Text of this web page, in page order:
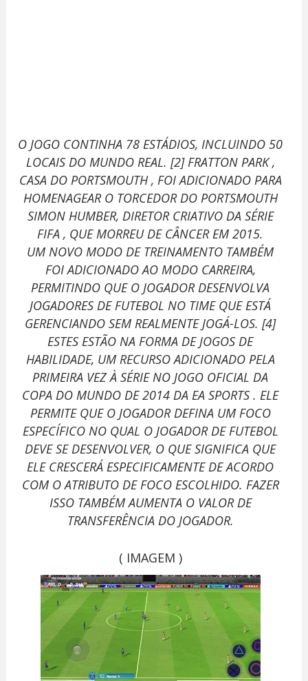
O JOGO CONTINHA 78 ESTÁDIOS, INCLUINDO 50
LOCAIS DO MUNDO REAL. [2] FRATTON PARK ,
CASA DO PORTSMOUTH , FOI ADICIONADO PARA
HOMENAGEAR O TORCEDOR DO PORTSMOUTH
SIMON HUMBER, DIRETOR CRIATIVO DA SÉRIE
FIFA , QUE MORREU DE CÂNCER EM 2015.
UM NOVO MODO DE TREINAMENTO TAMBÉM
FOI ADICIONADO AO MODO CARREIRA,
PERMITINDO QUE O JOGADOR DESENVOLVA
JOGADORES DE FUTEBOL NO TIME QUE ESTÁ
GERENCIANDO SEM REALMENTE JOGÁ-LOS. [4]
ESTES ESTÃO NA FORMA DE JOGOS DE
HABILIDADE, UM RECURSO ADICIONADO PELA
PRIMEIRA VEZ À SÉRIE NO JOGO OFICIAL DA
COPA DO MUNDO DE 2014 DA EA SPORTS . ELE
PERMITE QUE O JOGADOR DEFINA UM FOCO
ESPECÍFICO NO QUAL O JOGADOR DE FUTEBOL
DEVE SE DESENVOLVER, O QUE SIGNIFICA QUE
ELE CRESCERÁ ESPECIFICAMENTE DE ACORDO
COM O ATRIBUTO DE FOCO ESCOLHIDO. FAZER
ISSO TAMBÉM AUMENTA O VALOR DE
TRANSFERÊNCIA DO JOGADOR.
( IMAGEM )